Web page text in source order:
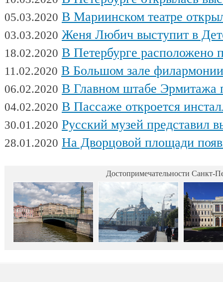
05.03.2020 В Мариинском театре открылся
03.03.2020 Женя Любич выступит в Детском театре
18.02.2020 В Петербурге расположено
11.02.2020 В Большом зале филармонии
06.02.2020 В Главном штабе Эрмитажа пройдет
04.02.2020 В Пассаже откроется
30.01.2020 Русский музей представил
28.01.2020 На Дворцовой площади появилась интерактивная выставка военной техники,
Достопримечательности Санкт-